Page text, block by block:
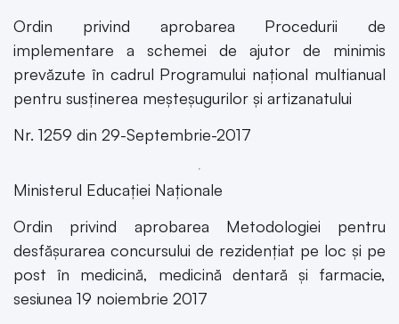
Ordin privind aprobarea Procedurii de
implementare a schemei de ajutor de minimis
prevăzute în cadrul Programului național multianual
pentru susținerea meșteșugurilor și artizanatului
Nr. 1259 din 29-Septembrie-2017
Ministerul Educației Naționale
Ordin privind aprobarea Metodologiei pentru
desfășurarea concursului de rezidențiat pe loc și pe
post în medicină, medicină dentară și farmacie,
sesiunea 19 noiembrie 2017